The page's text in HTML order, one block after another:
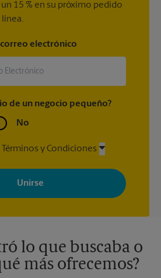
15 % en su próximo pedido
electrónico
de un negocio pequeño?
No
y Condiciones
correos electrónicos de The UPS
especiales, promociones y mensajes
Puede darse de baja en cualquier
consulte nuestra política de
lo que buscaba o
más ofrecemos?